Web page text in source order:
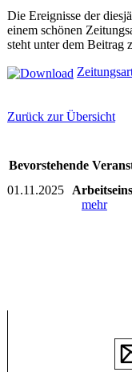
Die Ereignisse der
einem schönen
steht unter dem Beitrag
Zurück zur Übersicht
Bevorstehende
01.11.2025
mehr